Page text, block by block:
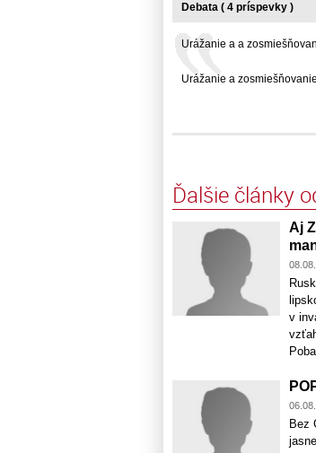
Debata ( 4 príspevky )
Urážanie a a
Urážanie a
Ďalšie články
Aj
v
Bez